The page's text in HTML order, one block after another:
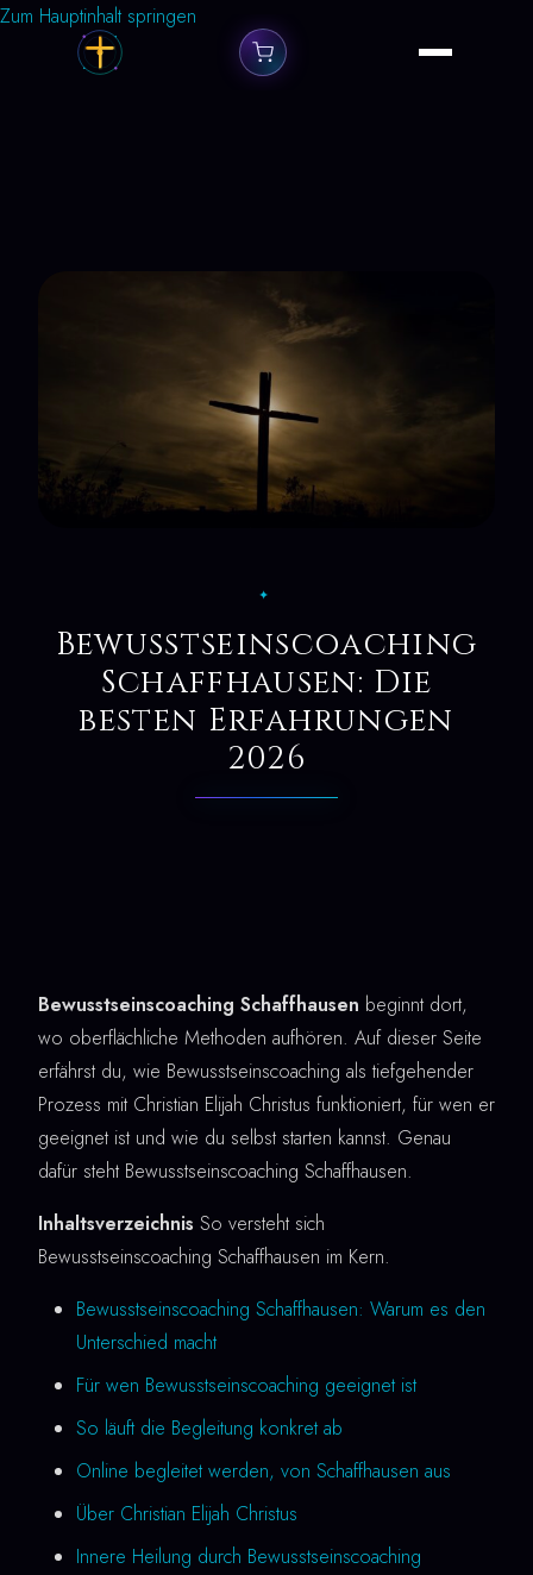
Zum Hauptinhalt springen
✦
Bewusstseinscoaching
Schaffhausen: Die
besten Erfahrungen
2026
Bewusstseinscoaching Schaffhausen beginnt dort,
wo oberflächliche Methoden aufhören. Auf dieser Seite
erfährst du, wie Bewusstseinscoaching als tiefgehender
Prozess mit Christian Elijah Christus funktioniert, für wen er
geeignet ist und wie du selbst starten kannst. Genau
dafür steht Bewusstseinscoaching Schaffhausen.
Inhaltsverzeichnis So versteht sich
Bewusstseinscoaching Schaffhausen im Kern.
Bewusstseinscoaching Schaffhausen: Warum es den
Unterschied macht
Für wen Bewusstseinscoaching geeignet ist
So läuft die Begleitung konkret ab
Online begleitet werden, von Schaffhausen aus
Über Christian Elijah Christus
Innere Heilung durch Bewusstseinscoaching